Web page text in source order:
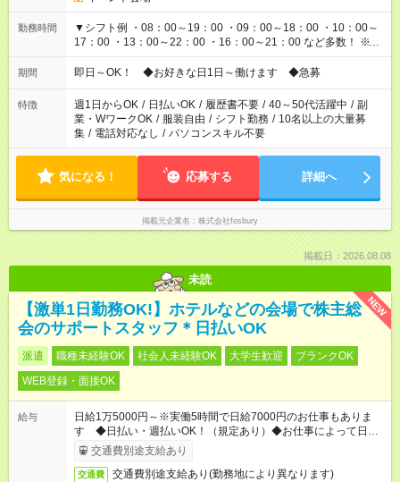
勤務時間
▼シフト例 ・08：00～19：00 ・09：00～18：00 ・10：00～
17：00 ・13：00～22：00 ・16：00～21：00 など多数！ ※お
仕事により勤務時間が異なります
期間 即日～OK！ ◆お好きな日1日～働けます ◆急募
特徴 週1日からOK / 日払いOK / 履歴書不要 / 40～50代活躍中 / 副
業・WワークOK / 服装自由 / シフト勤務 / 10名以上の大量募
集 / 電話対応なし / パソコンスキル不要
気になる！ 応募する 詳細へ
掲載元企業名 株式会社fosbury
掲載日：2026.08.08
未読
NEW
【激単1日勤務OK!】ホテルなどの会場で株主総
会のサポートスタッフ＊日払いOK
派遣 職種未経験OK 社会人未経験OK 大学生歓迎
ブランクOK
WEB登録・面接OK
給与
日給1万5000円～※実働5時間で日給7000円のお仕事もありま
す ◆日払い・週払いOK！（規定あり）◆お仕事によって日給も
異なります
交通費別途支給あり
交通費 交通費別途支給あり(勤務地により異なります)